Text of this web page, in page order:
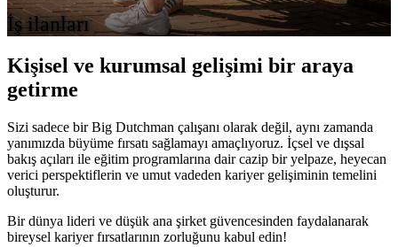
İş ilanları
Kişisel ve kurumsal gelişimi bir araya
getirme
Sizi sadece bir Big Dutchman çalışanı olarak değil, aynı zamanda
yanımızda büyüme fırsatı sağlamayı amaçlıyoruz. İçsel ve dışsal
bakış açıları ile eğitim programlarına dair cazip bir yelpaze, heyecan
verici perspektiflerin ve umut vadeden kariyer gelişiminin temelini
oluşturur.
Bir dünya lideri ve düşük ana şirket güvencesinden faydalanarak
bireysel kariyer fırsatlarının zorluğunu kabul edin!